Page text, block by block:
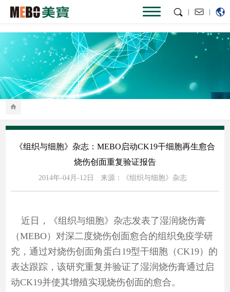
|
|
《组织与细胞》杂志：MEBO启动CK19干细胞再生愈合
烧伤创面重复验证报告
2014年-04月-12日 来源：《组织与细胞》杂志
近日，《组织与细胞》杂志发表了湿润烧伤膏
（MEBO）对深二度烧伤创面愈合的组织免疫学研
究，通过对烧伤创面角蛋白19型干细胞（CK19）的
表达跟踪，该研究重复并验证了湿润烧伤膏通过启
动CK19并使其增殖实现烧伤创面的愈合。